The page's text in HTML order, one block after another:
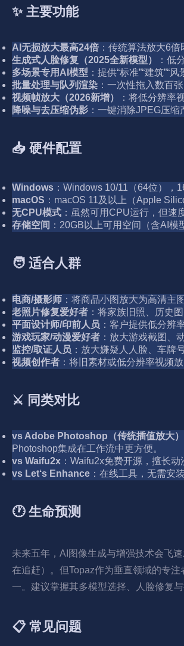
✨ 主要功能
AI无损放大最高24倍 ：传统算法放大6
生成式人脸修复（2025全新模型）
：低
多场景专用AI模型 ：提供“标准”“建筑”“
批量处理与队列渲染 ：一次性拖入数百
视频帧放大（2026新增）
：将低分辨率
降噪与去压缩伪影 ：一键消除JPEG压
📥 硬件配置
Windows ：Windows 10/11（64位），
macOS ：macOS 11及以上（Apple
无CPU模式 ：虽然可用CPU运行，但速
存储空间 ：20GB以上可用空间（含AI模
🧑 适合人群
电商/摄影师 ：将商品小图放大为高清主
老照片修复爱好者 ：将家族旧照、历史
平面设计师/印前人员 ：客户提供低分辨
游戏玩家/动漫爱好者 ：放大游戏截图、
监控/取证人员 ：放大嫌疑人人脸、车牌
视频创作者 ：将旧素材或低分辨率视频
⚔️ 同类对比
vs Adobe Photoshop（传统插值放大）
Photoshop集成在工作流中更方便。
vs Waifu2x ：Waifu2x免费开源，擅长
vs Let‘s Enhance ：在线工具，无需安
🕐 生命预测
未来五年，AI图像生成与增强技术会飞速
在追赶）。但Topaz作为垂直领域的专
一。建议掌握其多模型选择、人脸修复
📋 常见问题